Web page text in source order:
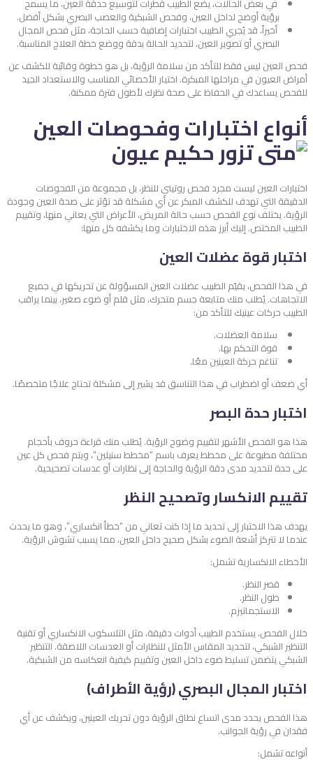
في بعض الحالات، يضع الطبيب قطرات لتوسيع حدقة العين، ما يسمح
برؤية أوضح لداخل العين، وفحص الشبكية والعصب البصري بشكل أفضل.
أخيراً، قد يُجري الطبيب اختبارات إضافية حسب الحاجة، مثل فحص المجال
البصري أو تصوير العين، لتحديد الحالة بدقة ووضع خطة العلاج المناسبة.
فحص العين ليس فقط للتأكد من سلامة الرؤية، بل هو خطوة وقائية للكشف عن
أمراض العيون في مراحلها المبكرة. اختيار الأخصائي المناسب والاستعداد الجيد
للفحص يساعدك في الحفاظ على صحة نظرك لأطول فترة ممكنة.
أنواع اختبارات وفحوصات العين
اختبارات العين ليست مجرد فحص روتيني للنظر، بل مجموعة من الفحوصات
الدقيقة التي تهدف للكشف المبكر عن أي مشكلة قد تؤثر على صحة العين وجودة
الرؤية. يختلف نوع الفحص حسب حالة المريض، الأعراض التي يعاني منها، وتقييم
الطبيب المختص. إليك أبرز هذه الاختبارات وما يكشفه كل منها:
اختبار قوة عضلات العين
في هذا الفحص، يقيّم الطبيب عضلات العين المسؤولة عن تحريكها في جميع
الاتجاهات. يُطلب منك متابعة جسم متحرك، مثل قلم أو ضوء صغير، بينما يراقب
الطبيب حركات عينيك للتأكد من:
سلامة العضلات.
قوة التحكم بها.
تناغم حركة العينين معًا.
أي ضعف أو اضطراب في هذا التناسق قد يشير إلى مشكلة تحتاج علاجًا متخصصًا.
اختبار حدة البصر
هذا هو الفحص الأشهر لتقييم وضوح الرؤية. يُطلب منك قراءة حروف بأحجام
مختلفة مطبوعة على مخطط يعرف باسم “مخطط سنيلين”، ويتم فحص كل عين
على حدة لتحديد مدى دقة الرؤية والحاجة إلى نظارات أو عدسات تصحيحية.
تقييم الانكسار وتصحيح النظر
يهدف هذا الاختبار إلى تحديد ما إذا كنت تعاني من “خطأ انكساري”، وهو ما يحدث
عندما لا تتركز أشعة الضوء بشكل صحيح داخل العين، مما يسبب تشوش الرؤية.
الأخطاء الانكسارية تشمل:
قصر النظر.
طول النظر.
الاستجماتيزم.
خلال الفحص، يستخدم الطبيب أدوات دقيقة، مثل التلسكوب الانكساري أو تقنية
التنظير الشبكي، لتحديد المقاس الأمثل للنظارات أو العدسات اللاصقة. التنظير
الشبكي يتضمن تسليط ضوء داخل العين وتقييم كيفية انعكاسه من الشبكية.
اختبار المجال البصري (رؤية الأطراف)
هذا الفحص يحدد مدى اتساع نطاق الرؤية دون تحريك العينين، ويكشف عن أي
فقدان في رؤية الجوانب.
أنواعه تشمل: